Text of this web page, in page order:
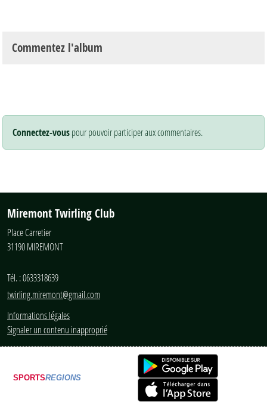
Commentez l'album
Connectez-vouspour pouvoir participer aux commentaires.
Miremont Twirling Club
Place Carretier
31190MIREMONT
Tél. :0633318639
twirling.miremont@gmail.com
Informations légales
Signaler un contenu inapproprié
SPORTSREGIONS